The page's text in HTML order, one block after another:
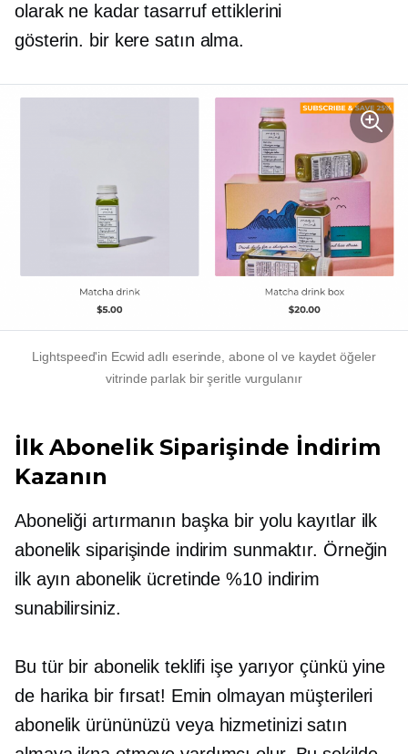
olarak ne kadar tasarruf ettiklerini
gösterin. bir kere satın alma.
Lightspeed'in Ecwid adlı eserinde, abone ol ve kaydet öğeler
vitrinde parlak bir şeritle vurgulanır
İlk Abonelik Siparişinde İndirim
Kazanın
Aboneliği artırmanın başka bir yolu kayıtlarilk
abonelik siparişinde indirim sunmaktır. Örneğin
ilk ayın abonelik ücretinde %10 indirim
sunabilirsiniz.
Bu tür bir abonelik teklifi işe yarıyor çünkü yine
de harika bir fırsat! Emin olmayan müşterileri
abonelik ürününüzü veya hizmetinizi satın